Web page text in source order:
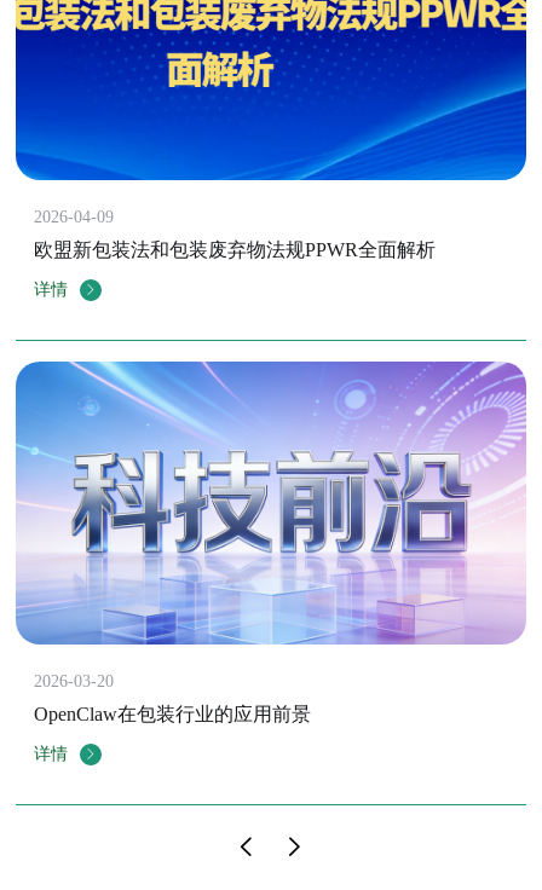
2026-04-09
欧盟新包装法和包装废弃物法规PPWR全面解析
详情
2026-03-20
OpenClaw在包装行业的应用前景
详情